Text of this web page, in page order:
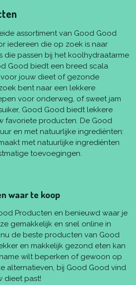
assortiment van Good Good
iedereen die op zoek is naar
die passen bij het koolhydraatarme
Good biedt een breed scala
jouw dieet of gezonde
bent naar een lekkere
voor onderweg, of sweet jam
Good Good biedt lekkere
favoriete producten. De Good
en met natuurlijke ingrediënten:
met natuurlijke ingrediënten
toevoegingen.
waar te koop
Producten en benieuwd waar je
gemakkelijk en snel online in
de beste producten van Good
en makkelijk gezond eten kan
wilt beperken of gewoon op
alternatieven, bij Good Good vind
dieet past!